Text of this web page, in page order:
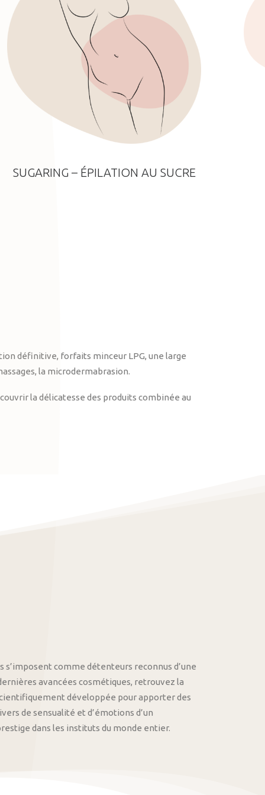
SUGARING – ÉPILATION AU SUCRE
définitive, forfaits minceur LPG, une large
la microdermabrasion.
la délicatesse des produits combinée au
s’imposent comme détenteurs reconnus d’une
avancées cosmétiques, retrouvez la
développée pour apporter des
de sensualité et d’émotions d’un
dans les instituts du monde entier.